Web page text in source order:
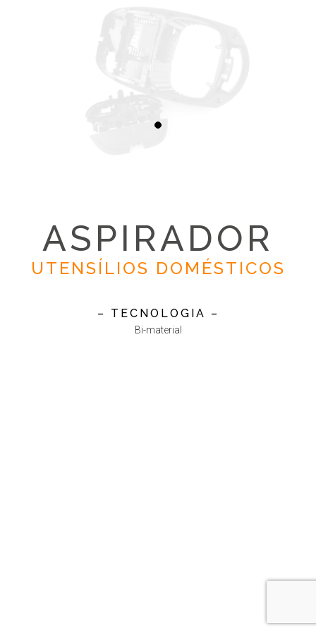
ASPIRADOR
UTENSÍLIOS DOMÉSTICOS
– TECNOLOGIA –
Bi-material